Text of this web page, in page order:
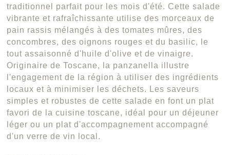
traditionnel parfait pour les mois d'été. Cette salade
vibrante et rafraîchissante utilise des morceaux de
pain rassis mélangés à des tomates mûres, des
concombres, des oignons rouges et du basilic, le
tout assaisonné d'huile d'olive et de vinaigre.
Originaire de Toscane, la panzanella illustre
l'engagement de la région à utiliser des ingrédients
locaux et à minimiser les déchets. Les saveurs
simples et robustes de cette salade en font un plat
favori de la cuisine toscane, idéal pour un déjeuner
léger ou un plat d'accompagnement accompagné
d'un verre de vin local.